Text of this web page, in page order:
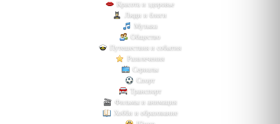
Красота и здоровье
Люди и блоги
Музыка
Общество
Путешествия и события
Развлечения
Сериалы
Спорт
Транспорт
Фильмы и анимация
Хобби и образование